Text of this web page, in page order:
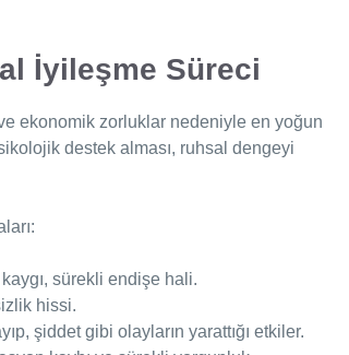
İyileşme Süreci
ekonomik zorluklar nedeniyle en yoğun
destek alması, ruhsal dengeyi
sürekli endişe hali.
hissi.
şiddet gibi olayların yarattığı etkiler.